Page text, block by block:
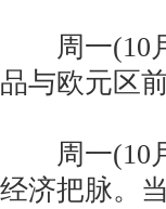
周一(10月
品与欧元区
周一(10月
经济把脉。